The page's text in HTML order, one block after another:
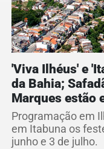
'Viva Ilhéus' e
da Bahia;
Marques estão
Programação em
em Itabuna os
junho e 3 de julho.